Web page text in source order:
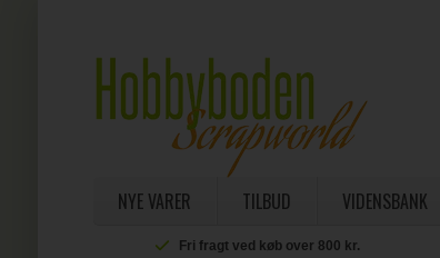
NYE VARER TILBUD VIDENSBANK
Fri fragt ved køb over 800 kr.